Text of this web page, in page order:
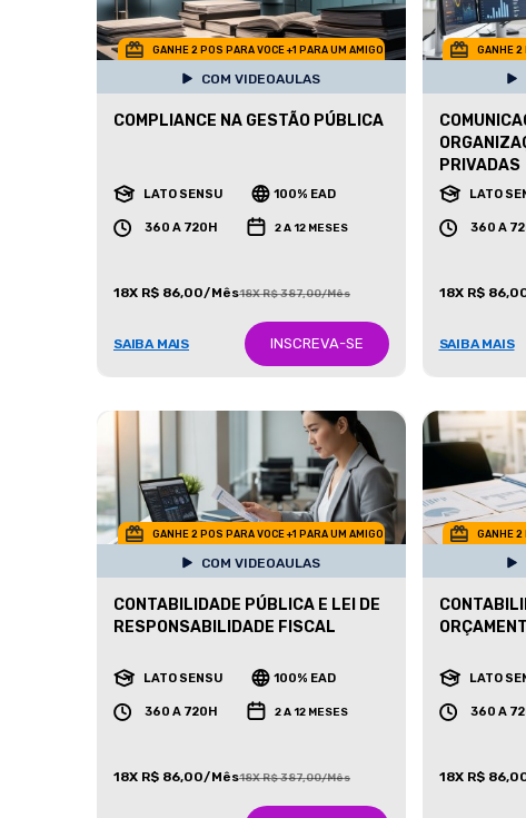
GANHE 2 POS PARA VOCE +1 PARA UM AMIGO
COM VIDEOAULAS
COMPLIANCE NA GESTÃO PÚBLICA
LATO SENSU 100% EAD
360 A 720H 2 A 12 MESES
18X R$ 86,00/Mês18X R$ 387,00/Mês
SAIBA MAIS INSCREVA-SE
GANHE 2
PRIVADAS
LATO
360 A
18X R$
SAIBA MAIS
GANHE 2 POS PARA VOCE +1 PARA UM AMIGO
COM VIDEOAULAS
CONTABILIDADE PÚBLICA E LEI DE
RESPONSABILIDADE FISCAL
LATO SENSU 100% EAD
360 A 720H 2 A 12 MESES
18X R$ 86,00/Mês18X R$ 387,00/Mês
GANHE 2
LATO
360 A
18X R$